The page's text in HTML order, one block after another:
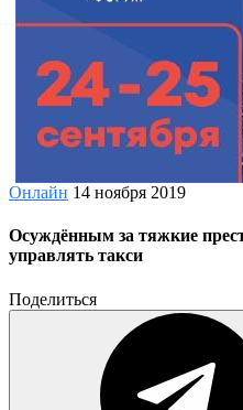
Онлайн 14 ноября 2019
Осуждённым за тяжкие
управлять такси
Поделиться